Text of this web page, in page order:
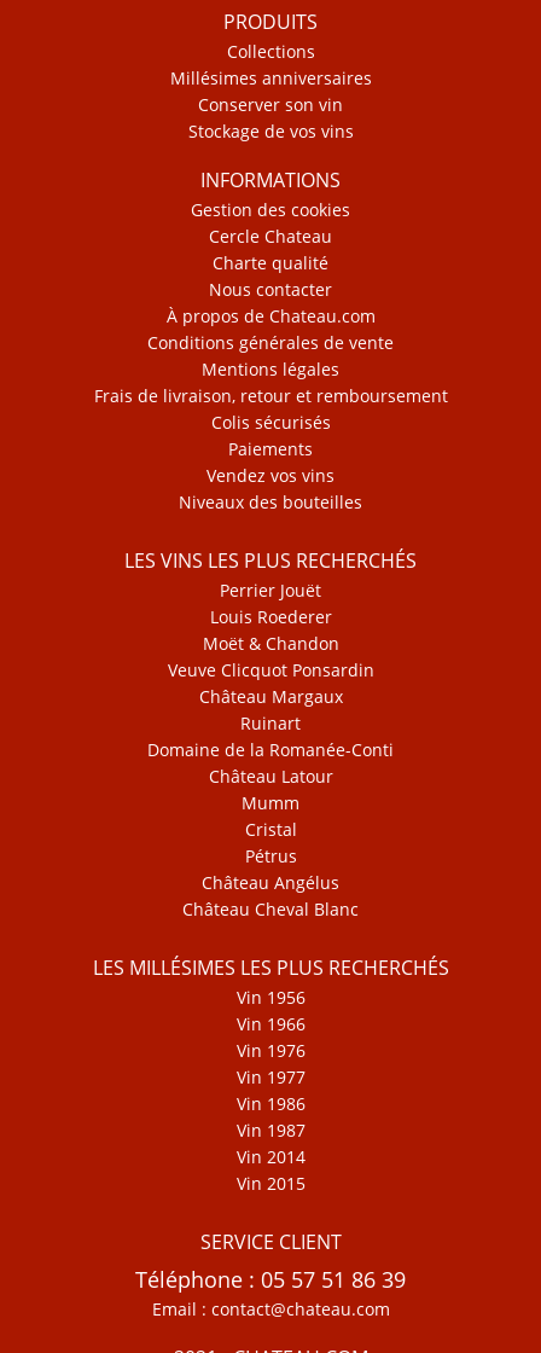
PRODUITS
Collections
Millésimes anniversaires
Conserver son vin
Stockage de vos vins
INFORMATIONS
Gestion des cookies
Cercle Chateau
Charte qualité
Nous contacter
À propos de Chateau.com
Conditions générales de vente
Mentions légales
Frais de livraison, retour et remboursement
Colis sécurisés
Paiements
Vendez vos vins
Niveaux des bouteilles
LES VINS LES PLUS RECHERCHÉS
Perrier Jouët
Louis Roederer
Moët & Chandon
Veuve Clicquot Ponsardin
Château Margaux
Ruinart
Domaine de la Romanée-Conti
Château Latour
Mumm
Cristal
Pétrus
Château Angélus
Château Cheval Blanc
LES MILLÉSIMES LES PLUS RECHERCHÉS
Vin 1956
Vin 1966
Vin 1976
Vin 1977
Vin 1986
Vin 1987
Vin 2014
Vin 2015
SERVICE CLIENT
Téléphone : 05 57 51 86 39
Email : contact@chateau.com